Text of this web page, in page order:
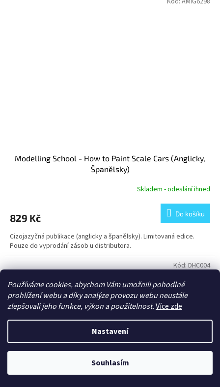
Používáme cookies, abychom Vám umožnili pohodlné
prohlížení webu a díky analýze provozu webu neustále
zlepšovali jeho funkce, výkon a použitelnost.Více zde
Nastavení
Souhlasím
Modelling School - How to Paint Scale Cars (Anglicky,
Španělsky)
Skladem - odeslání ihned
829 Kč Do košíku
Cizojazyčná publikace (anglicky a španělsky). Limitovaná edice.
Pouze do vyprodání zásob u distributora.
Kód:DHC004